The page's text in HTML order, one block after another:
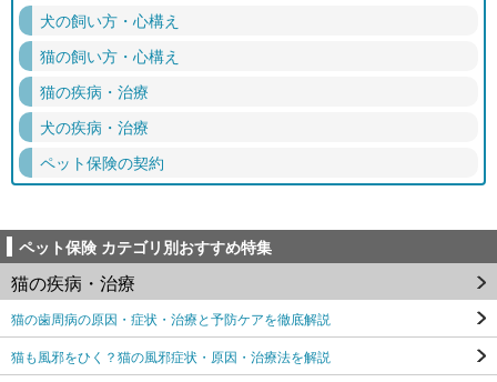
犬の飼い方・心構え
猫の飼い方・心構え
猫の疾病・治療
犬の疾病・治療
ペット保険の契約
ペット保険 カテゴリ別おすすめ特集
猫の疾病・治療
猫の歯周病の原因・症状・治療と予防ケアを徹底解説
猫も風邪をひく？猫の風邪症状・原因・治療法を解説